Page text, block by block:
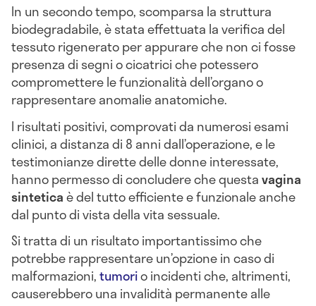
In un secondo tempo, scomparsa la struttura
biodegradabile, è stata effettuata la verifica del
tessuto rigenerato per appurare che non ci fosse
presenza di segni o cicatrici che potessero
compromettere le funzionalità dell’organo o
rappresentare anomalie anatomiche.
I risultati positivi, comprovati da numerosi esami
clinici, a distanza di 8 anni dall’operazione, e le
testimonianze dirette delle donne interessate,
hanno permesso di concludere che questavagina
sinteticaè del tutto efficiente e funzionale anche
dal punto di vista della vita sessuale.
Si tratta di un risultato importantissimo che
potrebbe rappresentare un’opzione in caso di
malformazioni,tumorio incidenti che, altrimenti,
causerebbero una invalidità permanente alle